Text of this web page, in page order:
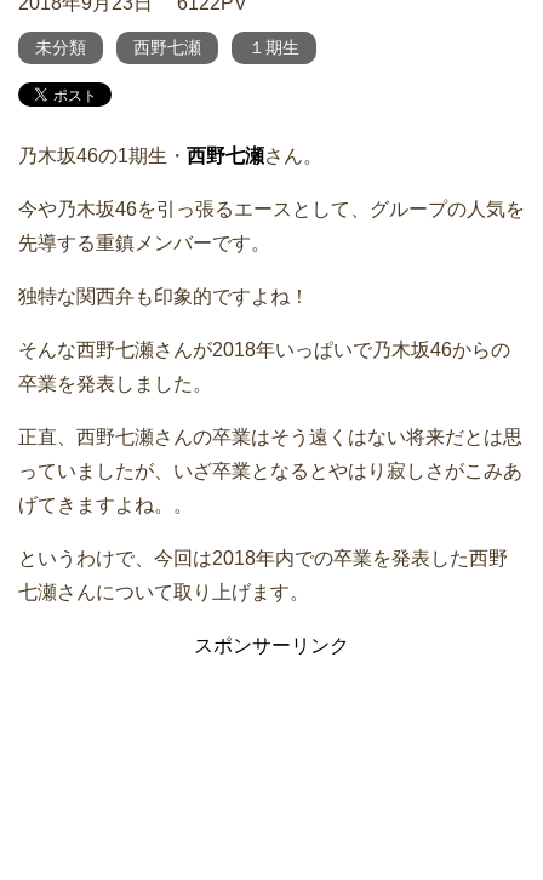
未分類 西野七瀬 １期生
乃木坂46の1期生・ 西野七瀬さん。
今や乃木坂46を引っ張るエースとして、グループの人気を
先導する重鎮メンバーです。
独特な関西弁も印象的ですよね！
そんな西野七瀬さんが2018年いっぱいで乃木坂46からの
卒業を発表しました。
正直、西野七瀬さんの卒業はそう遠くはない将来だとは思
っていましたが、いざ卒業となるとやはり寂しさがこみあ
げてきますよね。。
というわけで、今回は2018年内での卒業を発表した西野
七瀬さんについて取り上げます。
スポンサーリンク